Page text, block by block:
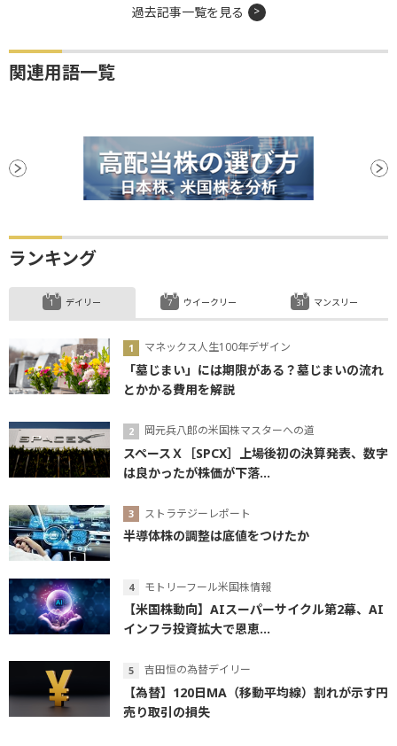
過去記事一覧を見る
関連用語一覧
ランキング
デイリー
マネックス人生100年デザイン
「墓じまい」には期限がある？墓じまいの流れ
とかかる費用を解説
岡元兵八郎の米国株マスターへの道
スペースＸ［SPCX］上場後初の決算発表、数字
は良かったが株価が下落...
ストラテジーレポート
半導体株の調整は底値をつけたか
モトリーフール米国株情報
【米国株動向】AIスーパーサイクル第2幕、AI
インフラ投資拡大で恩恵...
吉田恒の為替デイリー
【為替】120日MA（移動平均線）割れが示す円
売り取引の損失
ウイークリー マンスリー